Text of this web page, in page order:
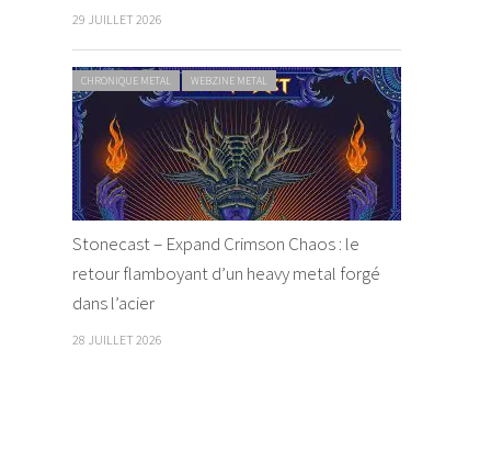
29 JUILLET 2026
CHRONIQUE METAL WEBZINE METAL
Stonecast – Expand Crimson Chaos : le
retour flamboyant d’un heavy metal forgé
dans l’acier
28 JUILLET 2026